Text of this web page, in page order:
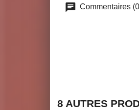
Commentaires
8 AUTRES